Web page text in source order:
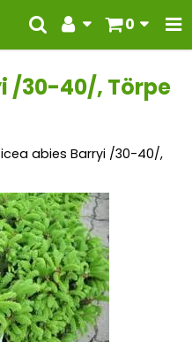
0
/30-40/, Törpe
abies Barryi /30-40/,